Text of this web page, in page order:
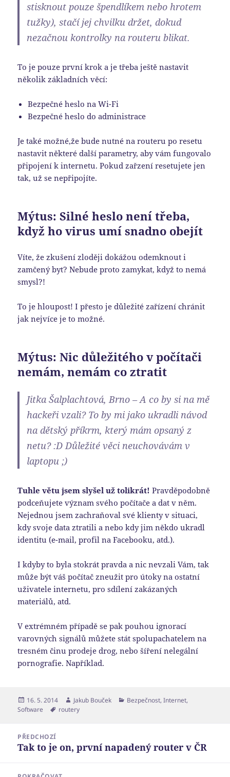
stisknout pouze špendlíkem nebo hrotem
tužky), stačí jej chvilku držet, dokud
nezačnou kontrolky na routeru blikat.
To je pouze první krok a je třeba ještě nastavit
několik základních věcí:
Bezpečné heslo na Wi-Fi
Bezpečné heslo do administrace
Je také možné,že bude nutné na routeru po resetu
nastavit některé další parametry, aby vám fungovalo
připojení k internetu. Pokud zařzení resetujete jen
tak, už se nepřipojíte.
Mýtus: Silné heslo není třeba,
když ho virus umí snadno obejít
Víte, že zkušení zloději dokážou odemknout i
zamčený byt? Nebude proto zamykat, když to nemá
smysl?!
To je hloupost! I přesto je důležité zařízení chránit
jak nejvíce je to možné.
Mýtus: Nic důležitého v počítači
nemám, nemám co ztratit
Jitka Šalplachtová, Brno – A co by si na mě
hackeři vzali? To by mi jako ukradli návod
na dětský příkrm, který mám opsaný z
netu? :D Důležité věci neuchovávám v
laptopu ;)
Tuhle větu jsem slyšel už tolikrát! Pravděpodobně
podceňujete význam svého počítače a dat v něm.
Nejednou jsem zachraňoval své klienty v situaci,
kdy svoje data ztratili a nebo kdy jim někdo ukradl
identitu (e-mail, profil na Facebooku, atd.).
I kdyby to byla stokrát pravda a nic nevzali Vám, tak
může být váš počítač zneužit pro útoky na ostatní
uživatele internetu, pro sdílení zakázaných
materiálů, atd.
V extrémném případě se pak pouhou ignorací
varovných signálů můžete stát spolupachatelem na
tresném činu prodeje drog, nebo šíření nelegální
pornografie. Například.
Publikováno:
16. 5. 2014 Autor:
Jakub Bouček Rubriky:
Bezpečnost,Internet,
Software
Štítky:
routery
příspěvek
PŘEDCHOZÍ
Předchozí
Tak to je on, první napadený router v ČR